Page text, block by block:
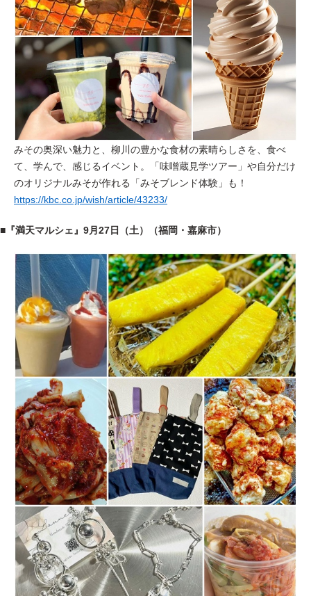
みその奥深い魅力と、柳川の豊かな食材の素晴らしさを、食べ
て、学んで、感じるイベント。「味噌蔵見学ツアー」 や自分だけ
のオリジナルみそが作れる「みそブレンド体験」も！
https://kbc.co.jp/wish/article/43233/
■ 『満天マルシェ』 9月27日（土）（福岡・嘉麻市）